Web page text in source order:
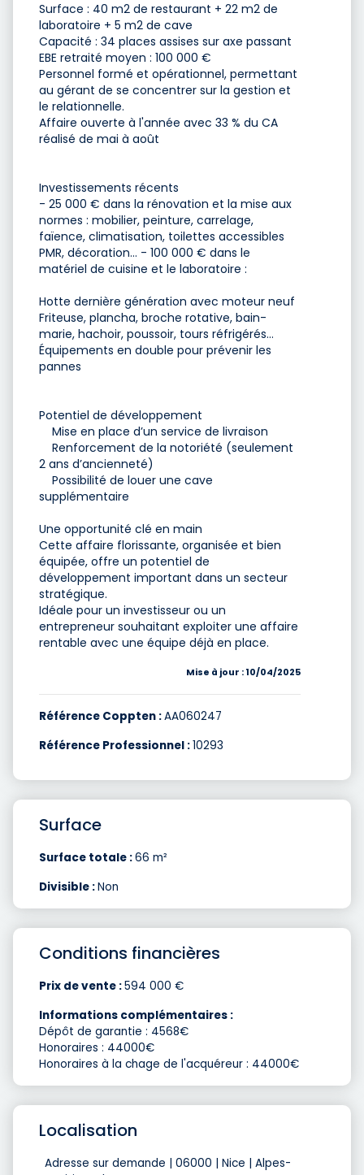
Surface : 40 m2 de restaurant + 22 m2 de
laboratoire + 5 m2 de cave
Capacité : 34 places assises sur axe passant
EBE retraité moyen : 100 000 €
Personnel formé et opérationnel, permettant
au gérant de se concentrer sur la gestion et
le relationnelle.
Affaire ouverte à l'année avec 33 % du CA
réalisé de mai à août
Investissements récents
- 25 000 € dans la rénovation et la mise aux
normes : mobilier, peinture, carrelage,
faïence, climatisation, toilettes accessibles
PMR, décoration… - 100 000 € dans le
matériel de cuisine et le laboratoire :
Hotte dernière génération avec moteur neuf
Friteuse, plancha, broche rotative, bain-
marie, hachoir, poussoir, tours réfrigérés…
Équipements en double pour prévenir les
pannes
Potentiel de développement
Mise en place d’un service de livraison
Renforcement de la notoriété (seulement
2 ans d’ancienneté)
Possibilité de louer une cave
supplémentaire
Une opportunité clé en main
Cette affaire florissante, organisée et bien
équipée, offre un potentiel de
développement important dans un secteur
stratégique.
Idéale pour un investisseur ou un
entrepreneur souhaitant exploiter une affaire
rentable avec une équipe déjà en place.
Mise à jour : 10/04/2025
Référence Coppten :AA060247
Référence Professionnel :10293
Surface
Surface totale :66 m²
Divisible :Non
Conditions financières
Prix de vente :594 000 €
Informations complémentaires :
Dépôt de garantie : 4568€
Honoraires : 44000€
Honoraires à la chage de l'acquéreur : 44000€
Localisation
Adresse sur demande | 06000 | Nice | Alpes-